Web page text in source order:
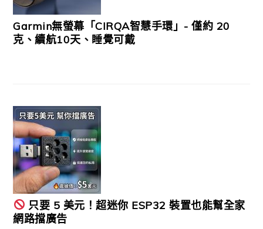
Garmin無螢幕「CIRQA智慧手環」- 僅約 20
克、續航10天、睡覺可戴
只要 5 美元！超迷你 ESP32 裝置也能幫全家
網路擋廣告